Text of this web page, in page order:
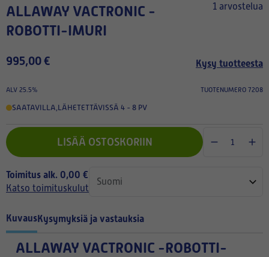
ALLAWAY VACTRONIC -
ROBOTTI-IMURI
1 arvostelua
995,00 € Kysy tuotteesta
ALV 25.5% TUOTENUMERO 7208
SAATAVILLA LÄHETETTÄVISSÄ 4 - 8 PV
LISÄÄ OSTOSKORIIN
Toimitus alk. 0,00 €
Katso toimituskulut
KuvausKysymyksiä ja vastauksia
ALLAWAY VACTRONIC -ROBOTTI-